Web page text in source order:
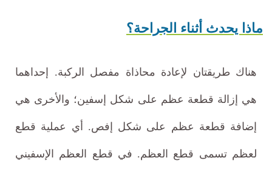
ماذا يحدث أثناء الجراحة؟
هناك طريقتان لإعادة محاذاة مفصل الركبة. إحداهما
هي إزالة قطعة عظم على شكل إسفين؛ والأخرى هي
إضافة قطعة عظم على شكل إفص. أي عملية قطع
لعظم تسمى قطع العظم. في قطع العظم الإسفيني